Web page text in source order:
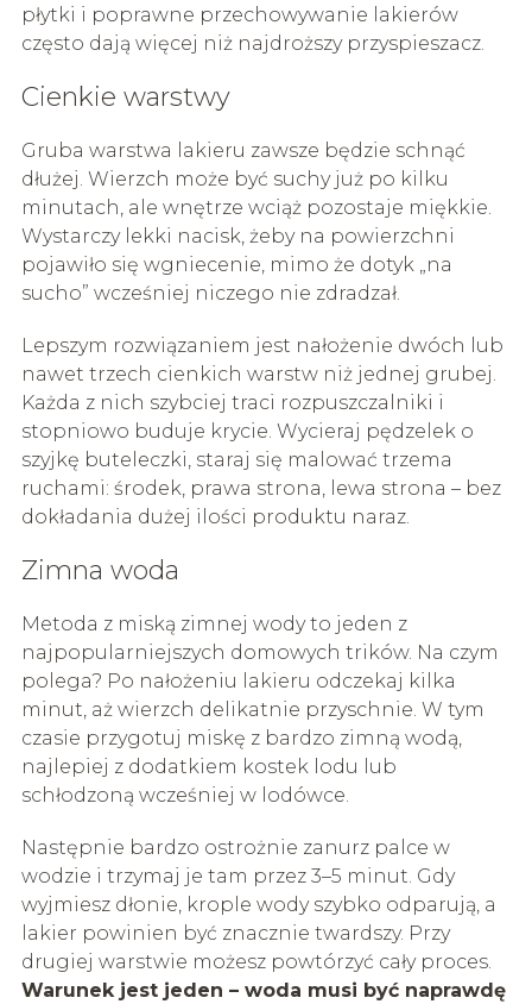
płytki i poprawne przechowywanie lakierów
często dają więcej niż najdroższy przyspieszacz.
Cienkie warstwy
Gruba warstwa lakieru zawsze będzie schnąć
dłużej. Wierzch może być suchy już po kilku
minutach, ale wnętrze wciąż pozostaje miękkie.
Wystarczy lekki nacisk, żeby na powierzchni
pojawiło się wgniecenie, mimo że dotyk „na
sucho” wcześniej niczego nie zdradzał.
Lepszym rozwiązaniem jest nałożenie dwóch lub
nawet trzech cienkich warstw niż jednej grubej.
Każda z nich szybciej traci rozpuszczalniki i
stopniowo buduje krycie. Wycieraj pędzelek o
szyjkę buteleczki, staraj się malować trzema
ruchami: środek, prawa strona, lewa strona – bez
dokładania dużej ilości produktu naraz.
Zimna woda
Metoda z miską zimnej wody to jeden z
najpopularniejszych domowych trików. Na czym
polega? Po nałożeniu lakieru odczekaj kilka
minut, aż wierzch delikatnie przyschnie. W tym
czasie przygotuj miskę z bardzo zimną wodą,
najlepiej z dodatkiem kostek lodu lub
schłodzoną wcześniej w lodówce.
Następnie bardzo ostrożnie zanurz palce w
wodzie i trzymaj je tam przez 3–5 minut. Gdy
wyjmiesz dłonie, krople wody szybko odparują, a
lakier powinien być znacznie twardszy. Przy
drugiej warstwie możesz powtórzyć cały proces.
Warunek jest jeden – woda musi być naprawdę